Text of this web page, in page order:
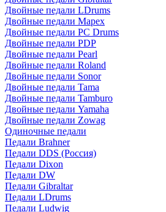
Двойные педали LDrums
Двойные педали Mapex
Двойные педали PC Drums
Двойные педали PDP
Двойные педали Pearl
Двойные педали Roland
Двойные педали Sonor
Двойные педали Tama
Двойные педали Tamburo
Двойные педали Yamaha
Двойные педали Zowag
Одиночные педали
Педали Brahner
Педали DDS (Россия)
Педали Dixon
Педали DW
Педали Gibraltar
Педали LDrums
Педали Ludwig